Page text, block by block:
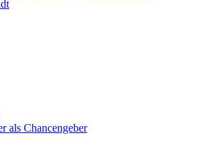
als Chancengeber